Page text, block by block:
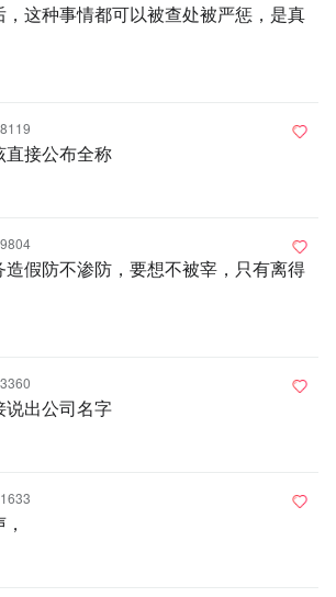
，这种事情都可以被查处被严惩，是真
直接公布全称
造假防不渗防，要想不被宰，只有离得
说出公司名字